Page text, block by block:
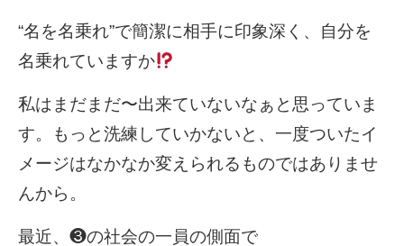
“名を名乗れ”で簡潔に相手に印象深く、自分を
名乗れていますか
私はまだまだ〜出来ていないなぁと思っていま
す。もっと洗練していかないと、一度ついたイ
メージはなかなか変えられるものではありませ
んから。
最近、❸の社会の一員の側面で